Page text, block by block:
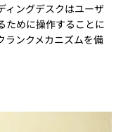
ィングデスクはユーザ
ために操作することに
ランクメカニズムを備